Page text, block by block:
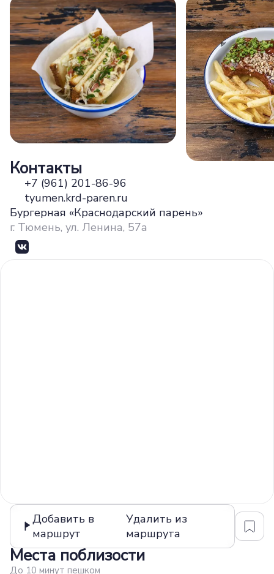
Контакты
+7 (961) 201-86-96
tyumen.krd-paren.ru
Бургерная «Краснодарский парень»
г. Тюмень, ул. Ленина, 57а
Добавить в
маршрут
Удалить из
маршрута
Места поблизости
До 10 минут пешком